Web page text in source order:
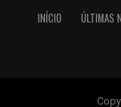
INÍCIO ÚLTIMAS